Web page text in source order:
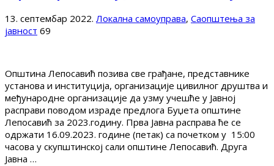
13. септембар 2022. Локална самоуправа, Саопштења за
јавност 69
Општина Лепосавић позива све грађане, представнике
установа и институција, организације цивилног друштва и
међународне организације да узму учешће у Јавној
расправи поводом израде предлога Буџета општине
Лепосавић за 2023.годину. Прва Јавна расправа ће се
одржати 16.09.2023. године (петак) са почетком у 15:00
часова у скупштинској сали општине Лепосавић. Друга
Јавна …